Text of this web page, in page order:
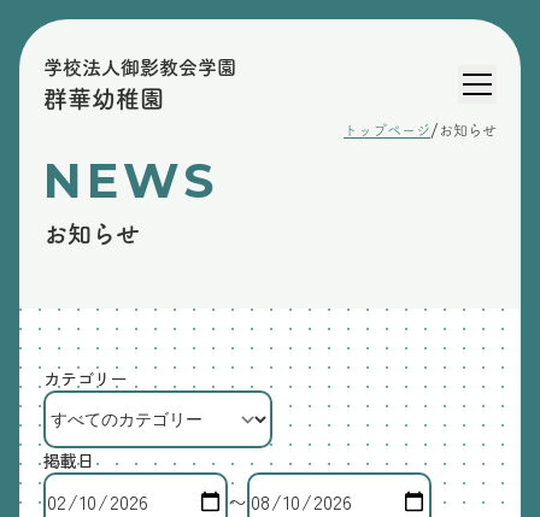
学校法人御影教会学園
群華幼稚園
トップページ/ お知らせ
NEWS
お知らせ
カテゴリー
掲載日
〜